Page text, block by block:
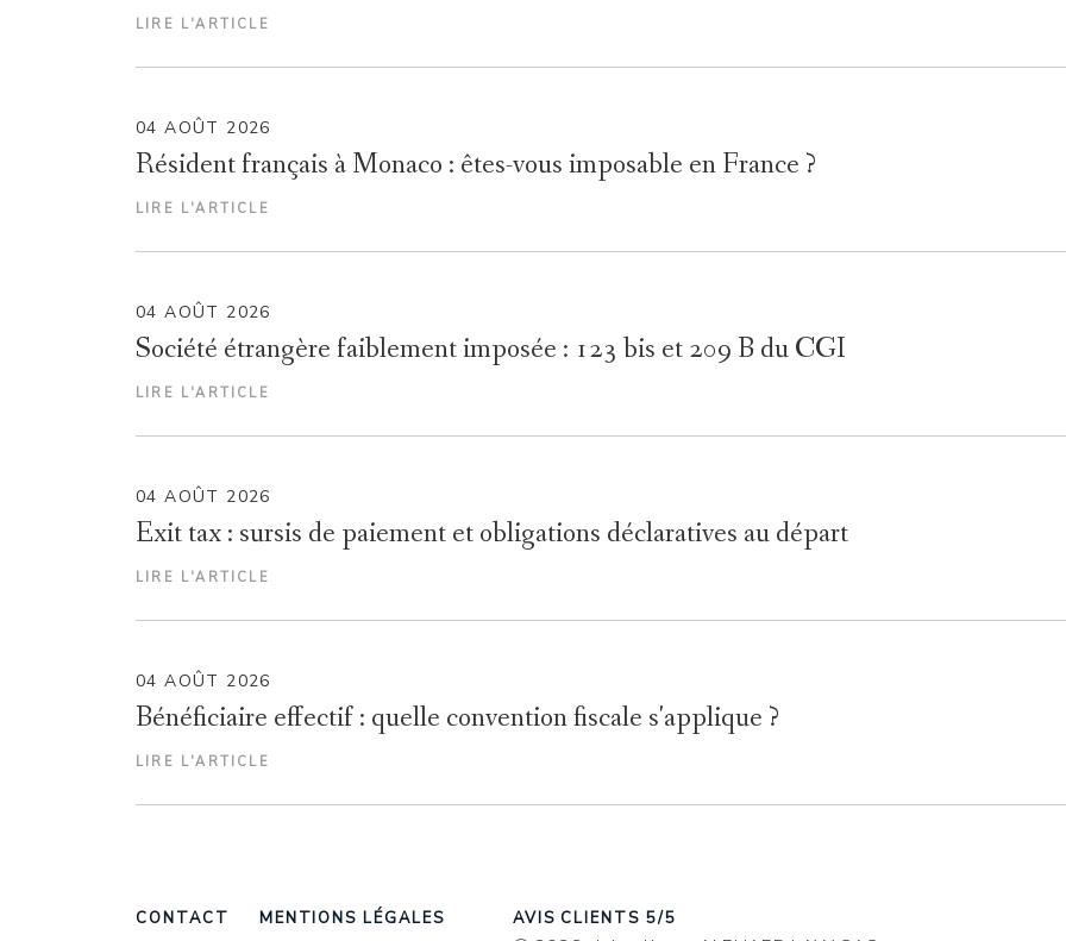
LIRE L'ARTICLE
04 AOÛT 2026
Résident français à Monaco : êtes-vous imposable en France ?
LIRE L'ARTICLE
04 AOÛT 2026
Société étrangère faiblement imposée : 123 bis et 209 B du CGI
LIRE L'ARTICLE
04 AOÛT 2026
Exit tax : sursis de paiement et obligations déclaratives au départ
LIRE L'ARTICLE
04 AOÛT 2026
Bénéficiaire effectif : quelle convention fiscale s'applique ?
LIRE L'ARTICLE
CONTACT MENTIONS LÉGALES AVIS CLIENTS 5/5